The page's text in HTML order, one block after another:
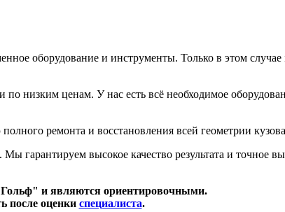
оборудование и инструменты. Только в этом
низким ценам. У нас есть всё необходимое
ремонта и восстановления всей геометрии
гарантируем высокое качество результата и точное
и являются ориентировочными.
после оценки специалиста.